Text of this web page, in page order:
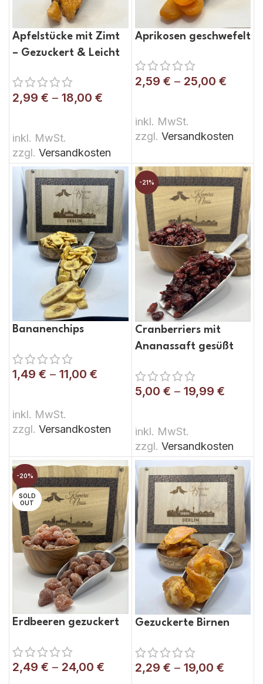
Apfelstücke mit Zimt
– Gezuckert & Leicht
2,99 € – 18,00 €
inkl. MwSt.
zzgl. Versandkosten
Aprikosen geschwefelt
2,59 € – 25,00 €
inkl. MwSt.
zzgl. Versandkosten
Bananenchips
1,49 € – 11,00 €
inkl. MwSt.
zzgl. Versandkosten
-21%
Cranberriers mit
Ananassaft gesüßt
5,00 € – 19,99 €
inkl. MwSt.
zzgl. Versandkosten
-20%
SOLD
OUT
Erdbeeren gezuckert
2,49 € – 24,00 €
Gezuckerte Birnen
2,29 € – 19,00 €